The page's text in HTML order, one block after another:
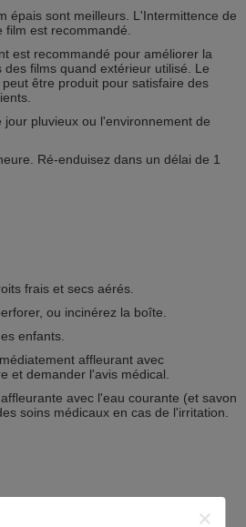
épais sont meilleurs. L'Intermittence de
est recommandé.
est recommandé pour améliorer la
films quand extérieur utilisé. Le
être produit pour satisfaire des
pluvieux ou l'environnement de
Ré-enduisez dans un délai de 1
frais et secs aérés.
ou incinérez la boîte.
enfants.
affleurant avec
et demander l'avis médical.
avec l'eau courante (et savon
soins médicaux en cas de l'irritation.